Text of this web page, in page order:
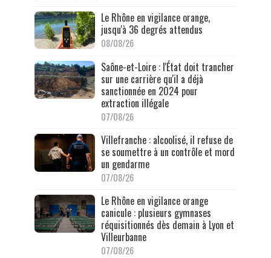
Le Rhône en vigilance orange,
jusqu'à 36 degrés attendus
08/08/26
Saône-et-Loire : l'État doit trancher
sur une carrière qu'il a déjà
sanctionnée en 2024 pour
extraction illégale
07/08/26
Villefranche : alcoolisé, il refuse de
se soumettre à un contrôle et mord
un gendarme
07/08/26
Le Rhône en vigilance orange
canicule : plusieurs gymnases
réquisitionnés dès demain à Lyon et
Villeurbanne
07/08/26